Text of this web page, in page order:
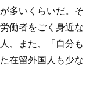
多いくらいだ。そ
働者をごく身近な
、また、「自分も
在留外国人も少な